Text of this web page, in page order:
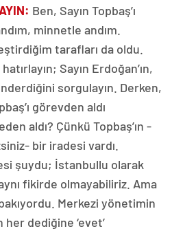
: Ben, Sayın Topbaş’ı
minnetle andım.
tarafları da oldu.
Sayın Erdoğan’ın,
sorgulayın. Derken,
görevden aldı
aldı? Çünkü Topbaş’ın -
bir iradesi vardı.
şuydu; İstanbullu olarak
fikirde olmayabiliriz. Ama
Merkezi yönetimin
her dediğine ‘evet’